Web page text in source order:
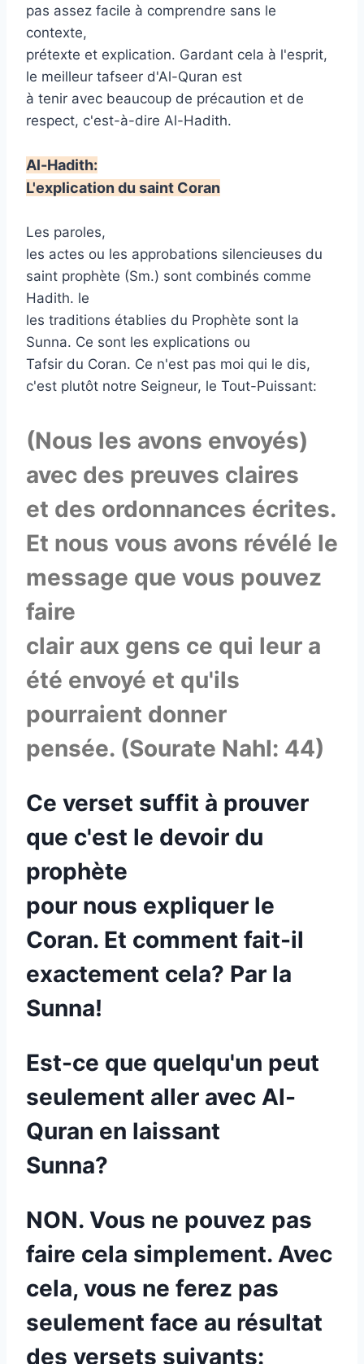
pas assez facile à comprendre sans le
contexte,
prétexte et explication. Gardant cela à l'esprit,
le meilleur tafseer d'Al-Quran est
à tenir avec beaucoup de précaution et de
respect, c'est-à-dire Al-Hadith.
Al-Hadith:
L'explication du saint Coran
Les paroles,
les actes ou les approbations silencieuses du
saint prophète (Sm.) sont combinés comme
Hadith. le
les traditions établies du Prophète sont la
Sunna. Ce sont les explications ou
Tafsir du Coran. Ce n'est pas moi qui le dis,
c'est plutôt notre Seigneur, le Tout-Puissant:
(Nous les avons envoyés)
avec des preuves claires
et des ordonnances écrites.
Et nous vous avons révélé le
message que vous pouvez
faire
clair aux gens ce qui leur a
été envoyé et qu'ils
pourraient donner
pensée. (Sourate Nahl: 44)
Ce verset suffit à prouver
que c'est le devoir du
prophète
pour nous expliquer le
Coran. Et comment fait-il
exactement cela? Par la
Sunna!
Est-ce que quelqu'un peut
seulement aller avec Al-
Quran en laissant
Sunna?
NON. Vous ne pouvez pas
faire cela simplement. Avec
cela, vous ne ferez pas
seulement face au résultat
des versets suivants: